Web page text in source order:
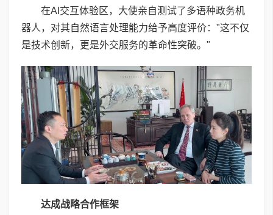
在AI交互体验区，大使亲自测试了多语种政务机
器人，对其自然语言处理能力给予高度评价："这不仅
是技术创新，更是外交服务的革命性突破。"
达成战略合作框架